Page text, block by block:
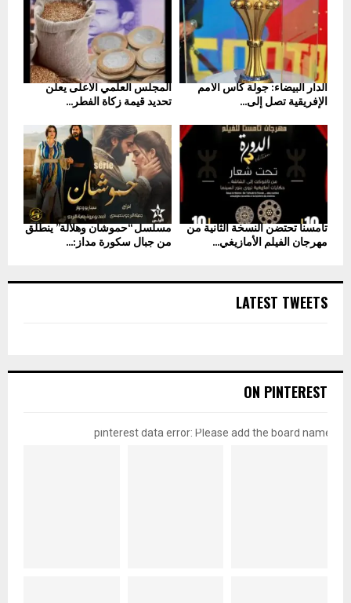
المجلس العلمي الأعلى يعلن
تحديد قيمة زكاة الفطر...
الدار البيضاء: جولة كأس الأمم
الإفريقية تصل إلى...
مسلسل “حموشان وهلالة” ينطلق
من جبال سكورة مداز:...
تامسنا تحتضن النسخة الثانية من
مهرجان الفيلم الأمازيغي...
LATEST TWEETS
ON PINTEREST
pinterest data error: Please add the board name